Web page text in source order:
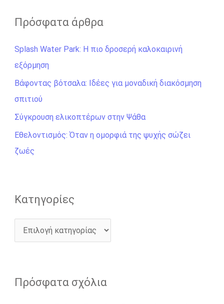
ζ
τ
η
σ
η
γ
ι
α
Πρόσφατα άρθρα
Splash Water Park: Η πιο δροσερή καλοκαιρινή
εξόρμηση
Βάφοντας βότσαλα: Ιδέες για μοναδική διακόσμηση
σπιτιού
Σύγκρουση ελικοπτέρων στην Ψάθα
Εθελοντισμός: Όταν η ομορφιά της ψυχής σώζει
ζωές
Kατηγορίες
Πρόσφατα σχόλια